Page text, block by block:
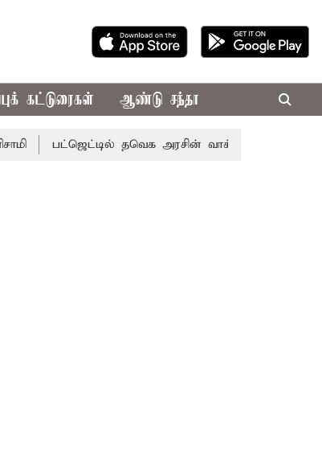
கட்டுரைகள் ஆண்டு சந்தா
தவெக அரசின் வாக்குறுதிகள் இல்லை -